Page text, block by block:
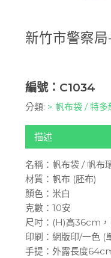
新竹市警察
編號：C1034
分類: > 帆布袋 / 特
描述
名稱：帆布袋 / 帆布
材質：帆布 (胚布)
顏色：米白
克數：10安
尺吋：(H)高36cm
印刷：網版印/一色 (
手提：外露長度